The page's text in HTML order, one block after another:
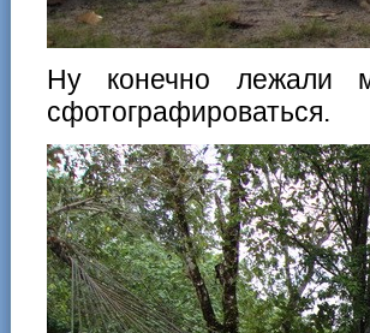
Ну конечно лежали
сфотографироваться.